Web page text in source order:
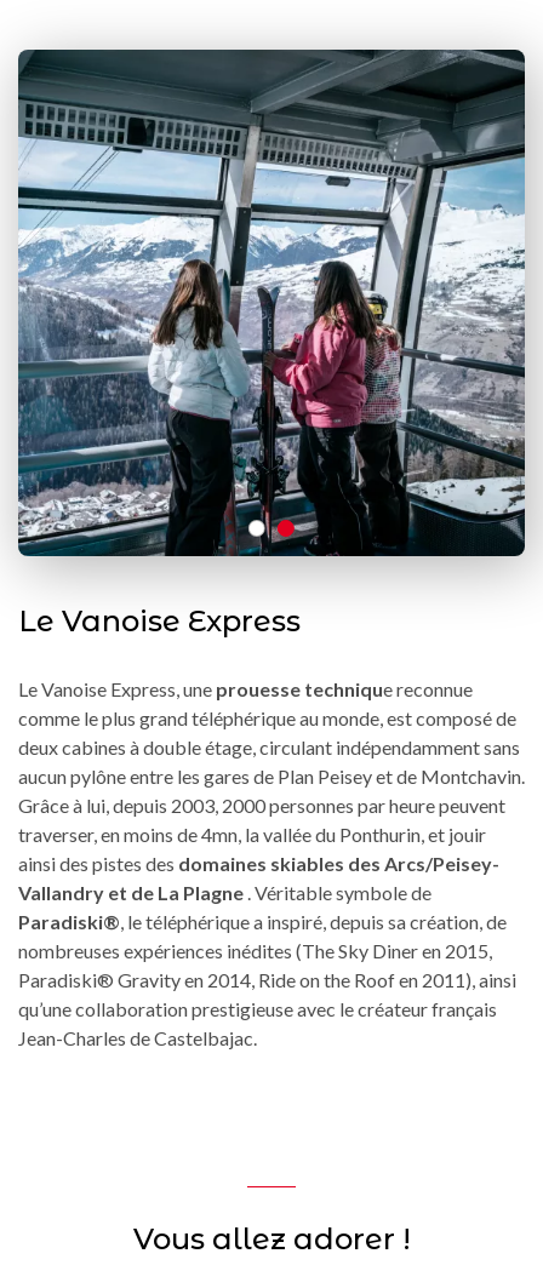
Le Vanoise Express
Le Vanoise Express, une prouesse technique reconnue
comme le plus grand téléphérique au monde, est composé de
deux cabines à double étage, circulant indépendamment sans
aucun pylône entre les gares de Plan Peisey et de Montchavin.
Grâce à lui, depuis 2003, 2000 personnes par heure peuvent
traverser, en moins de 4mn, la vallée du Ponthurin, et jouir
ainsi des pistes des domaines skiables des Arcs/Peisey-
Vallandry et de La Plagne . Véritable symbole de
Paradiski®, le téléphérique a inspiré, depuis sa création, de
nombreuses expériences inédites (The Sky Diner en 2015,
Paradiski® Gravity en 2014, Ride on the Roof en 2011), ainsi
qu’une collaboration prestigieuse avec le créateur français
Jean-Charles de Castelbajac.
Vous allez adorer !